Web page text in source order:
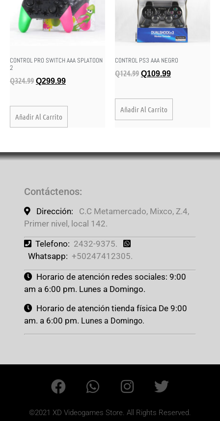
CONTROL PRO SWITCH AAA SPLATOON
2
Q324.99 Q299.99
Añadir Al Carrito
CONTROL PS3 AAA NEGRO
Q124.99 Q109.99
Añadir Al Carrito
Contáctenos:
Dirección:
C.C Metamercado, Mixco, Z.4,
Primer nivel, local 142.
Telefono: 2432-9375.
Whatsapp: +50247412305.
Horario de atención redes sociales: 9:00
am a 6:00 pm. Lunes a Domingo.
Horario de atención tienda física De 9:00
am. a 6:00 pm. Lunes a Domingo.
©2021 XD Videogames Store. All Rights Reserved.